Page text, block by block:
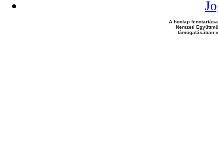
A honlap
Nemzeti
támogatásában